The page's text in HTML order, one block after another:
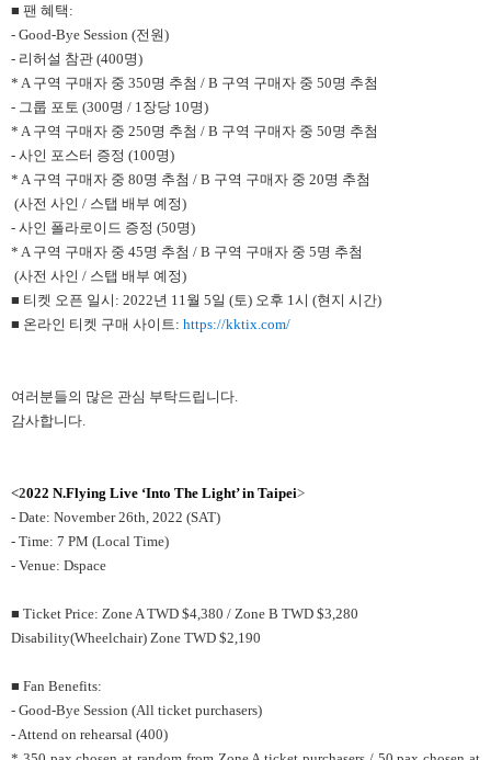
■ 팬 혜택:
- Good-Bye Session (전원)
- 리허설 참관 (400명)
* A 구역 구매자 중 350명 추첨 / B 구역 구매자 중 50명 추첨
- 그룹 포토 (300명 / 1장당 10명)
* A 구역 구매자 중 250명 추첨 / B 구역 구매자 중 50명 추첨
- 사인 포스터 증정 (100명)
* A 구역 구매자 중 80명 추첨 / B 구역 구매자 중 20명 추첨
(사전 사인 / 스탭 배부 예정)
- 사인 폴라로이드 증정 (50명)
* A 구역 구매자 중 45명 추첨 / B 구역 구매자 중 5명 추첨
(사전 사인 / 스탭 배부 예정)
■ 티켓 오픈 일시: 2022년 11월 5일 (토) 오후 1시 (현지 시간)
■ 온라인 티켓 구매 사이트: https://kktix.com/
여러분들의 많은 관심 부탁드립니다.
감사합니다.
<2022 N.Flying Live ‘Into The Light’ in Taipei>
- Date: November 26th, 2022 (SAT)
- Time: 7 PM (Local Time)
- Venue: Dspace
■ Ticket Price: Zone A TWD $4,380 / Zone B TWD $3,280
Disability(Wheelchair) Zone TWD $2,190
■ Fan Benefits:
- Good-Bye Session (All ticket purchasers)
- Attend on rehearsal (400)